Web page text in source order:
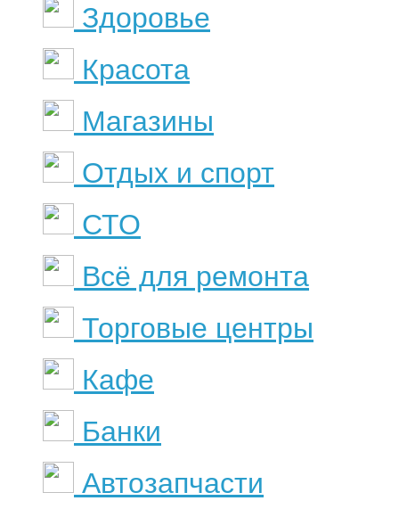
Здоровье
Красота
Магазины
Отдых и спорт
СТО
Всё для ремонта
Торговые центры
Кафе
Банки
Автозапчасти